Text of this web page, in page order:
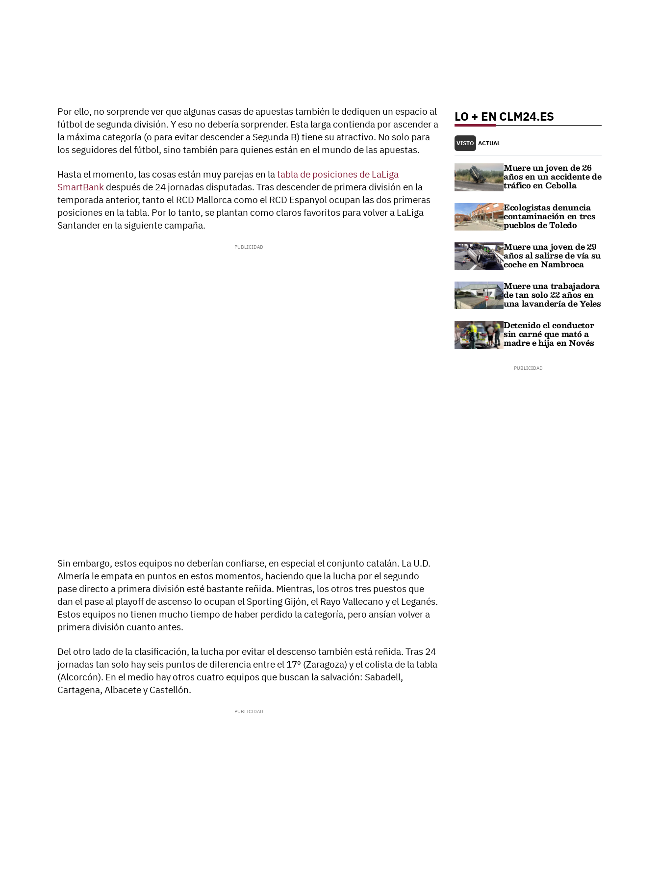
Por ello, no sorprende ver que algunas casas de apuestas también le dediquen un espacio al
fútbol de segunda división. Y eso no debería sorprender. Esta larga contienda por ascender a
la máxima categoría (o para evitar descender a Segunda B) tiene su atractivo. No solo para
los seguidores del fútbol, sino también para quienes están en el mundo de las apuestas.
Hasta el momento, las cosas están muy parejas en latabla de posiciones de LaLiga
SmartBank después de 24 jornadas disputadas. Tras descender de primera división en la
temporada anterior, tanto el RCD Mallorca como el RCD Espanyol ocupan las dos primeras
posiciones en la tabla. Por lo tanto, se plantan como claros favoritos para volver a LaLiga
Santander en la siguiente campaña.
Sin embargo, estos equipos no deberían confiarse, en especial el conjunto catalán. La U.D.
Almería le empata en puntos en estos momentos, haciendo que la lucha por el segundo
pase directo a primera división esté bastante reñida. Mientras, los otros tres puestos que
dan el pase al playoff de ascenso lo ocupan el Sporting Gijón, el Rayo Vallecano y el Leganés.
Estos equipos no tienen mucho tiempo de haber perdido la categoría, pero ansían volver a
primera división cuanto antes.
Del otro lado de la clasificación, la lucha por evitar el descenso también está reñida. Tras 24
jornadas tan solo hay seis puntos de diferencia entre el 17º (Zaragoza) y el colista de la tabla
(Alcorcón). En el medio hay otros cuatro equipos que buscan la salvación: Sabadell,
Cartagena, Albacete y Castellón.
LO + EN CLM24.ES
VISTO ACTUAL
Muere un joven de 26
años en un accidente de
tráfico en Cebolla
Ecologistas denuncia
contaminación en tres
pueblos de Toledo
Muere una joven de 29
años al salirse de vía su
coche en Nambroca
Muere una trabajadora
de tan solo 22 años en
una lavandería de Yeles
Detenido el conductor
sin carné que mató a
madre e hija en Novés